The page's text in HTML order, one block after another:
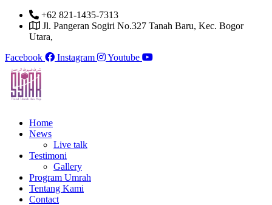
Skip
content
+62 821-1435-7313
Jl. Pangeran Sogiri No.327 Tanah Baru, Kec. Bogor
Utara,
Facebook
Instagram Youtube
Home
News
Live talk
Testimoni
Gallery
Program Umrah
Tentang Kami
Contact